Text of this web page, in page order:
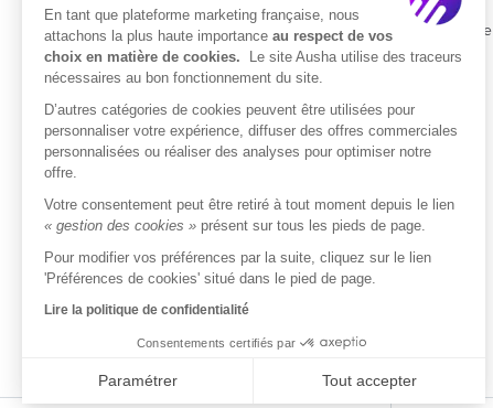
ISO/IEC 27001
Certifié
Entreprise
En tant que plateforme marketing française, nous
attachons la plus haute importance au respect de vos
choix en matière de cookies. Le site Ausha utilise des traceurs
nécessaires au bon fonctionnement du site.
D’autres catégories de cookies peuvent être utilisées pour
personnaliser votre expérience, diffuser des offres commerciales
personnalisées ou réaliser des analyses pour optimiser notre
offre.
Votre consentement peut être retiré à tout moment depuis le lien
« gestion des cookies » présent sur tous les pieds de page.
Pour modifier vos préférences par la suite, cliquez sur le lien
'Préférences de cookies' situé dans le pied de page.
Lire la politique de confidentialité
Consentements certifiés par
Paramétrer Tout accepter